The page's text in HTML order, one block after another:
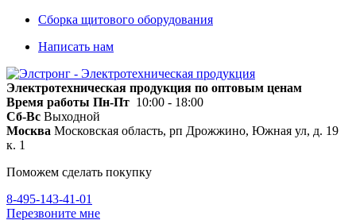
Сборка щитового оборудования
Написать нам
Электротехническая продукция по оптовым ценам
Время работы Пн-Пт 10:00 - 18:00
Сб-Вс Выходной
Москва Московская область, рп Дрожжино, Южная ул, д. 19
к. 1
Поможем сделать покупку
8-495-143-41-01
Перезвоните мне